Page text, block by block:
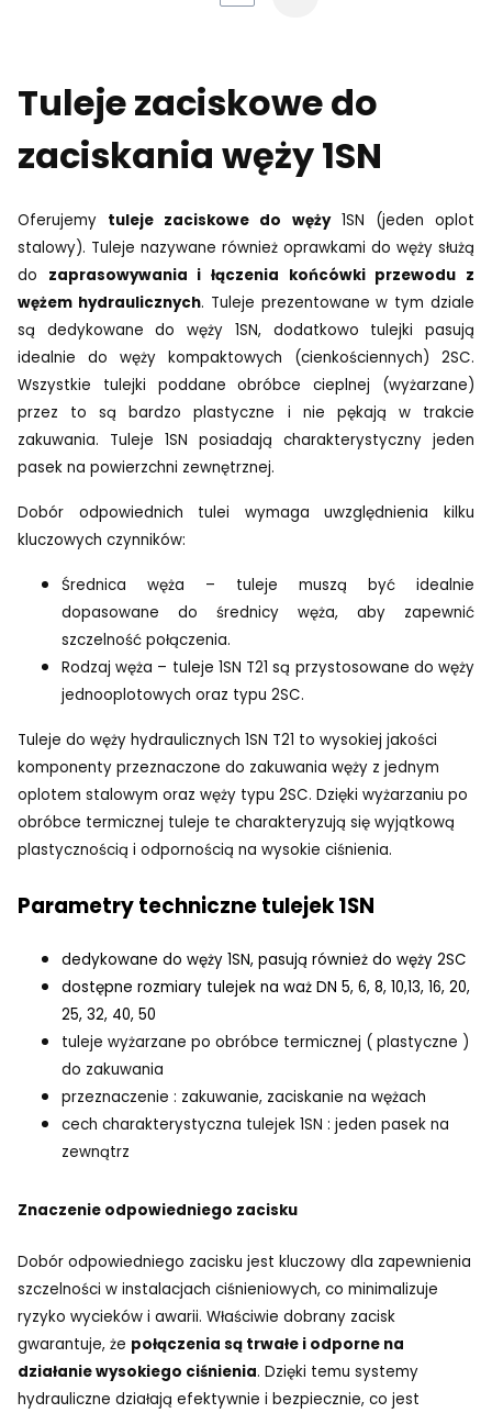
Tuleje zaciskowe do
zaciskania węży 1SN
Oferujemy tuleje zaciskowe do węży1SN (jeden oplot
stalowy). Tuleje nazywane również oprawkami do węży służą
do zaprasowywania i łączenia końcówki przewodu z
wężem hydraulicznych. Tuleje prezentowane w tym dziale
są dedykowane do węży 1SN, dodatkowo tulejki pasują
idealnie do węży kompaktowych (cienkościennych) 2SC.
Wszystkie tulejki poddane obróbce cieplnej (wyżarzane)
przez to są bardzo plastyczne i nie pękają w trakcie
zakuwania. Tuleje 1SN posiadają charakterystyczny jeden
pasek na powierzchni zewnętrznej.
Dobór odpowiednich tulei wymaga uwzględnienia kilku
kluczowych czynników:
Średnica węża – tuleje muszą być idealnie
dopasowane do średnicy węża, aby zapewnić
szczelność połączenia.
Rodzaj węża – tuleje 1SN T21 są przystosowane do węży
jednooplotowych oraz typu 2SC.
Tuleje do węży hydraulicznych 1SN T21 to wysokiej jakości
komponenty przeznaczone do zakuwania węży z jednym
oplotem stalowym oraz węży typu 2SC. Dzięki wyżarzaniu po
obróbce termicznej tuleje te charakteryzują się wyjątkową
plastycznością i odpornością na wysokie ciśnienia.
Parametry techniczne tulejek 1SN
dedykowane do węży 1SN, pasują również do węży 2SC
dostępne rozmiary tulejek na waż DN 5, 6, 8, 10,13, 16, 20,
25, 32, 40, 50
tuleje wyżarzane po obróbce termicznej ( plastyczne )
do zakuwania
przeznaczenie : zakuwanie, zaciskanie na wężach
cech charakterystyczna tulejek 1SN : jeden pasek na
zewnątrz
Znaczenie odpowiedniego zacisku
Dobór odpowiedniego zacisku jest kluczowy dla zapewnienia
szczelności w instalacjach ciśnieniowych, co minimalizuje
ryzyko wycieków i awarii. Właściwie dobrany zacisk
gwarantuje, że połączenia są trwałe i odporne na
działanie wysokiego ciśnienia. Dzięki temu systemy
hydrauliczne działają efektywnie i bezpiecznie, co jest